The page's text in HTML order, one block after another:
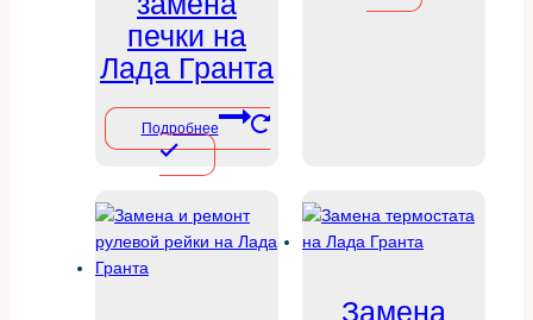
печки на
Лада Гранта
Подробнее
Замена